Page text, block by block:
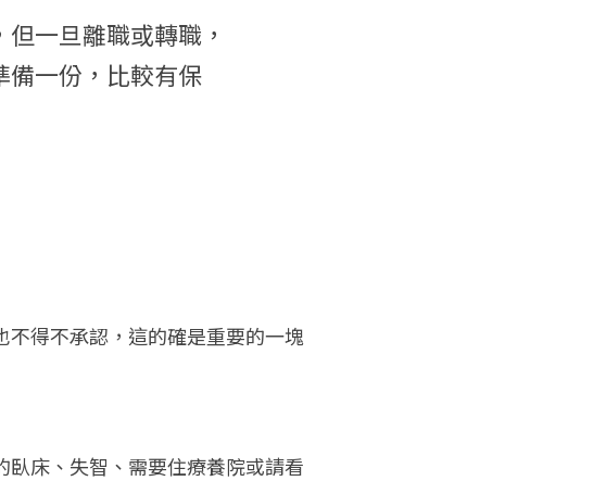
一旦離職或轉職，
備一份，比較有保
得不承認，這的確是重要的一塊
床、失智、需要住療養院或請看